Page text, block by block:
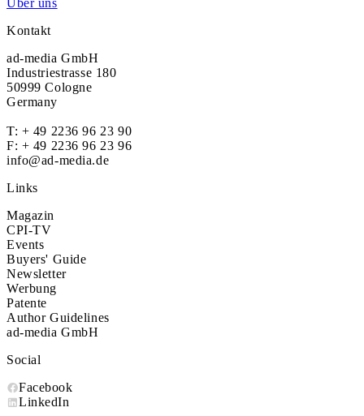
Über uns
Kontakt
ad-media GmbH
Industriestrasse 180
50999 Cologne
Germany
T: + 49 2236 96 23 90
F: + 49 2236 96 23 96
info@ad-media.de
Links
Magazin
CPI-TV
Events
Buyers' Guide
Newsletter
Werbung
Patente
Author Guidelines
ad-media GmbH
Social
Facebook
LinkedIn